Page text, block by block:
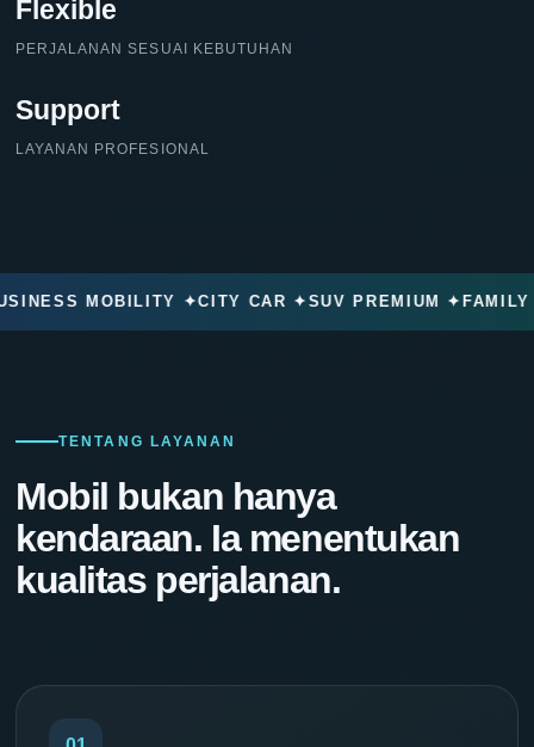
Flexible
PERJALANAN SESUAI KEBUTUHAN
Support
LAYANAN PROFESIONAL
MOBILITY ✦CITY CAR ✦ SUV PREMIUM ✦ FAMILY
TENTANG LAYANAN
Mobil bukan hanya
kendaraan. Ia menentukan
kualitas perjalanan.